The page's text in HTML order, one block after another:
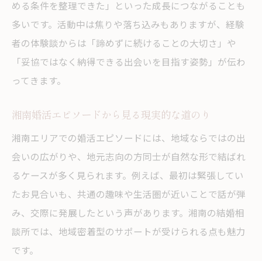
める条件を整理できた」といった成長につながることも
多いです。活動中は焦りや落ち込みもありますが、経験
者の体験談からは「諦めずに続けることの大切さ」や
「妥協ではなく納得できる出会いを目指す姿勢」が伝わ
ってきます。
湘南婚活エピソードから見る現実的な道のり
湘南エリアでの婚活エピソードには、地域ならではの出
会いの広がりや、地元志向の方同士が自然な形で結ばれ
るケースが多く見られます。例えば、最初は緊張してい
たお見合いも、共通の趣味や生活圏が近いことで話が弾
み、交際に発展したという声があります。湘南の結婚相
談所では、地域密着型のサポートが受けられる点も魅力
です。